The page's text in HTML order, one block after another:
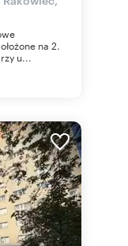
na 2.
u...